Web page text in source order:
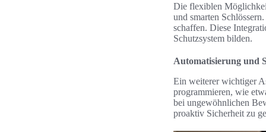
Die flexiblen
und smarten
schaffen. Diese
Schutzsystem bilden.
Automatisierung und
Ein weiterer wichtiger
programmieren, wie
bei ungewöhnlichen
proaktiv Sicherheit zu